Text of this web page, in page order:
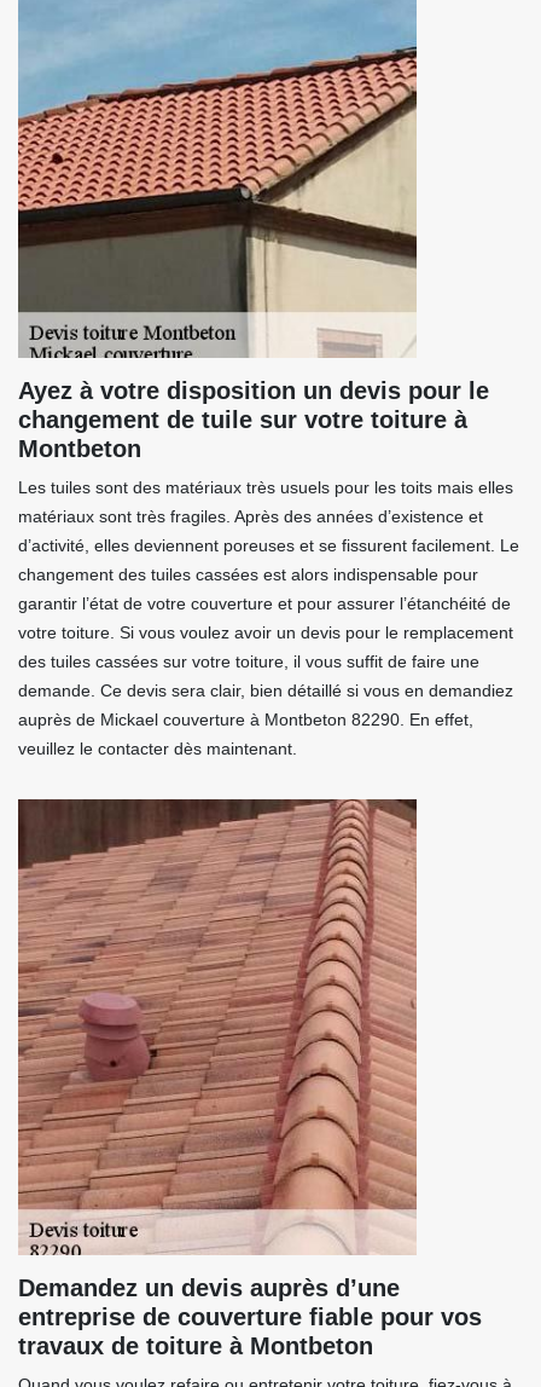
Ayez à votre disposition un devis pour le
changement de tuile sur votre toiture à
Montbeton
Les tuiles sont des matériaux très usuels pour les toits mais elles
matériaux sont très fragiles. Après des années d’existence et
d’activité, elles deviennent poreuses et se fissurent facilement. Le
changement des tuiles cassées est alors indispensable pour
garantir l’état de votre couverture et pour assurer l’étanchéité de
votre toiture. Si vous voulez avoir un devis pour le remplacement
des tuiles cassées sur votre toiture, il vous suffit de faire une
demande. Ce devis sera clair, bien détaillé si vous en demandiez
auprès de Mickael couverture à Montbeton 82290. En effet,
veuillez le contacter dès maintenant.
Demandez un devis auprès d’une
entreprise de couverture fiable pour vos
travaux de toiture à Montbeton